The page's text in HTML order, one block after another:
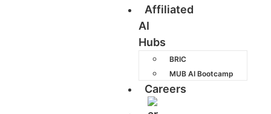
Affiliated
AI
Hubs
BRIC
MUB AI Bootcamp
Careers